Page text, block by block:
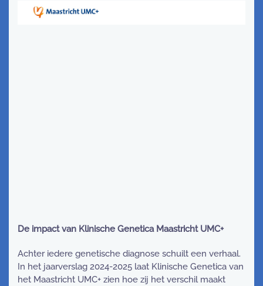
De impact van Klinische Genetica Maastricht UMC+
Achter iedere genetische diagnose schuilt een verhaal.
In het jaarverslag 2024-2025 laat Klinische Genetica van
het Maastricht UMC+ zien hoe zij het verschil maakt